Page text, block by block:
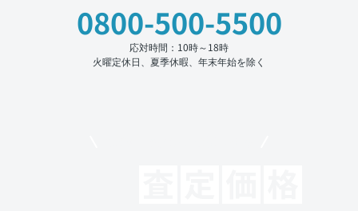
0800-500-5500
応対時間：10時～18時
火曜定休日、夏季休暇、年末年始を除く